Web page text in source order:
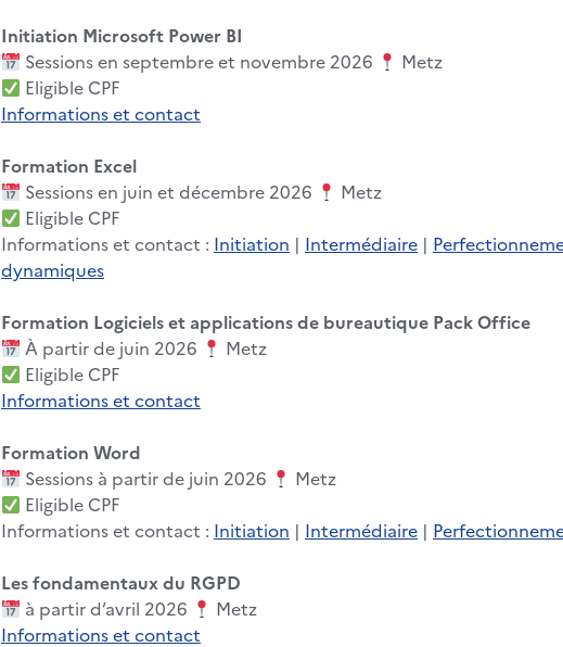
Initiation Microsoft Power BI
Sessions en septembre et novembre 2026
Metz
Eligible CPF
Informations et contact
Formation Excel
Sessions en juin et décembre 2026
Metz
Eligible CPF
Informations et contact : Initiation | Intermédiaire |
dynamiques
Formation Logiciels et applications de bureautique Pack Office
À partir de juin 2026
Metz
Eligible CPF
Informations et contact
Formation Word
Sessions à partir de juin 2026
Metz
Eligible CPF
Informations et contact : Initiation | Intermédiaire |
Les fondamentaux du RGPD
à partir d’avril 2026
Metz
Informations et contact